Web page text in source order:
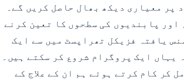
پر معیاری دیکھ بھال حاصل کریں گے۔
اور پابندیوں کی سطحوں کا تعین کرنے
یافتہ فزیکل تھراپسٹ میں سے ایک
یہاں ایک پروگرام شروع کر سکتے ہیں۔
کر کام کرتے ہوئے ہم ان کے علاج کے